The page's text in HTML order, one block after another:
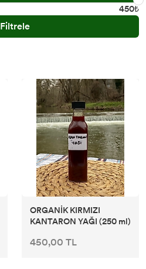
450₺
Filtrele
ORGANİK KIRMIZI
KANTARON YAĞI (250 ml)
450,00 TL